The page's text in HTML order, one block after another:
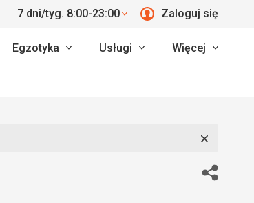
7 dni/tyg. 8:00-23:00 Zaloguj się
Egzotyka Usługi Więcej